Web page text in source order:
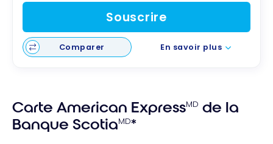
Souscrire
Comparer En savoir plus
Carte American ExpressMD de la
Banque ScotiaMD*